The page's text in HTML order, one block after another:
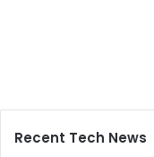
Recent Tech News